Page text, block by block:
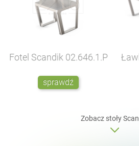
Fotel Scandik 02.646.1.P
sprawdź
Zobacz stoły